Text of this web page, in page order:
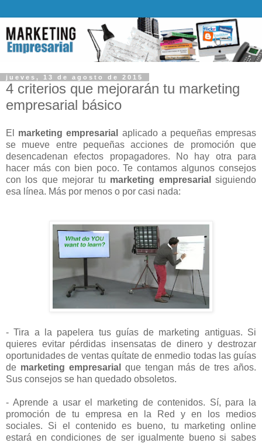
jueves, 13 de agosto de 2015
4 criterios que mejorarán tu marketing
empresarial básico
El marketing empresarial
aplicado a pequeñas empresas
se mueve entre pequeñas acciones de promoción que
desencadenan efectos propagadores. No hay otra para
hacer más con bien poco. Te contamos algunos consejos
con los que mejorar tu marketing empresarialsiguiendo
esa línea. Más por menos o por casi nada:
- Tira a la papelera tus guías de marketing antiguas. Si
quieres evitar pérdidas insensatas de dinero y destrozar
oportunidades de ventas quítate de enmedio todas las guías
de marketing empresarial que tengan más de tres años.
Sus consejos se han quedado obsoletos.
- Aprende a usar el marketing de contenidos. Sí, para la
promoción de tu empresa en la Red y en los medios
sociales. Si el contenido es bueno, tu marketing online
estará en condiciones de ser igualmente bueno si sabes